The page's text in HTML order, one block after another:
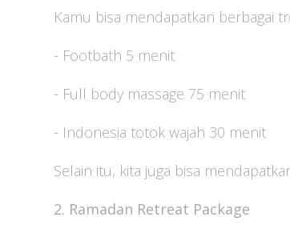
Kamu bisa mendapatkan berbagai
- Footbath 5 menit
- Full body massage 75 menit
- Indonesia totok wajah 30 menit
Selain itu, kita juga bisa
2. Ramadan Retreat Package